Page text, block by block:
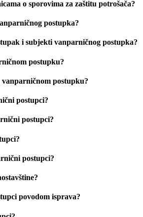
o sporovima za zaštitu potrošača?
postupka?
i subjekti vanparničnog postupka?
postupku?
postupku?
postupci?
postupci?
postupci?
povodom isprava?